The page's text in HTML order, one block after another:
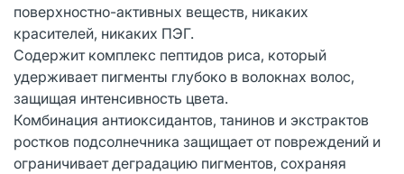
поверхностно-активных веществ, никаких
красителей, никаких ПЭГ.
Содержит комплекс пептидов риса, который
удерживает пигменты глубоко в волокнах волос,
защищая интенсивность цвета.
Комбинация антиоксидантов, танинов и экстрактов
ростков подсолнечника защищает от повреждений и
ограничивает деградацию пигментов, сохраняя